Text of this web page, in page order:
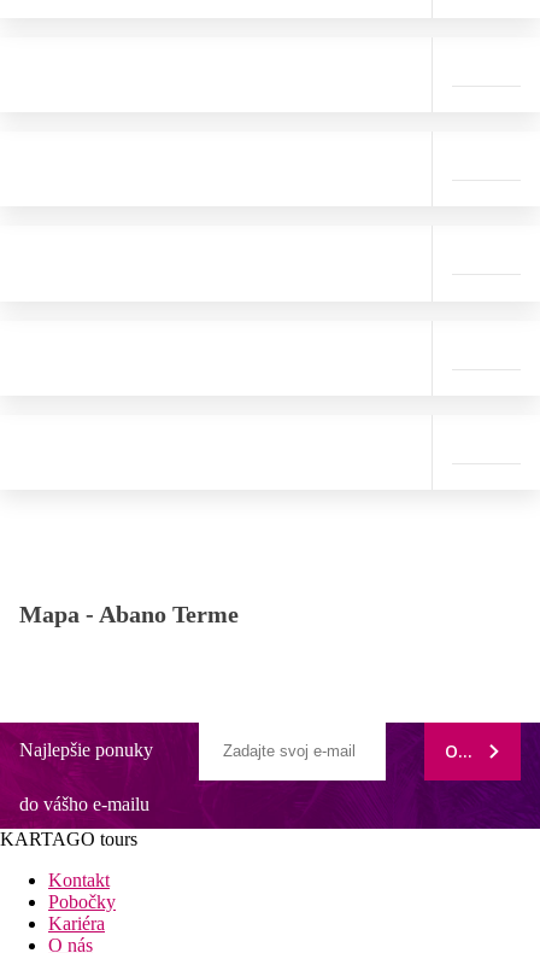
Mapa - Abano Terme
Najlepšie ponuky
do vášho e-mailu
ODOBERAŤ
KARTAGO tours
Kontakt
Pobočky
Kariéra
O nás